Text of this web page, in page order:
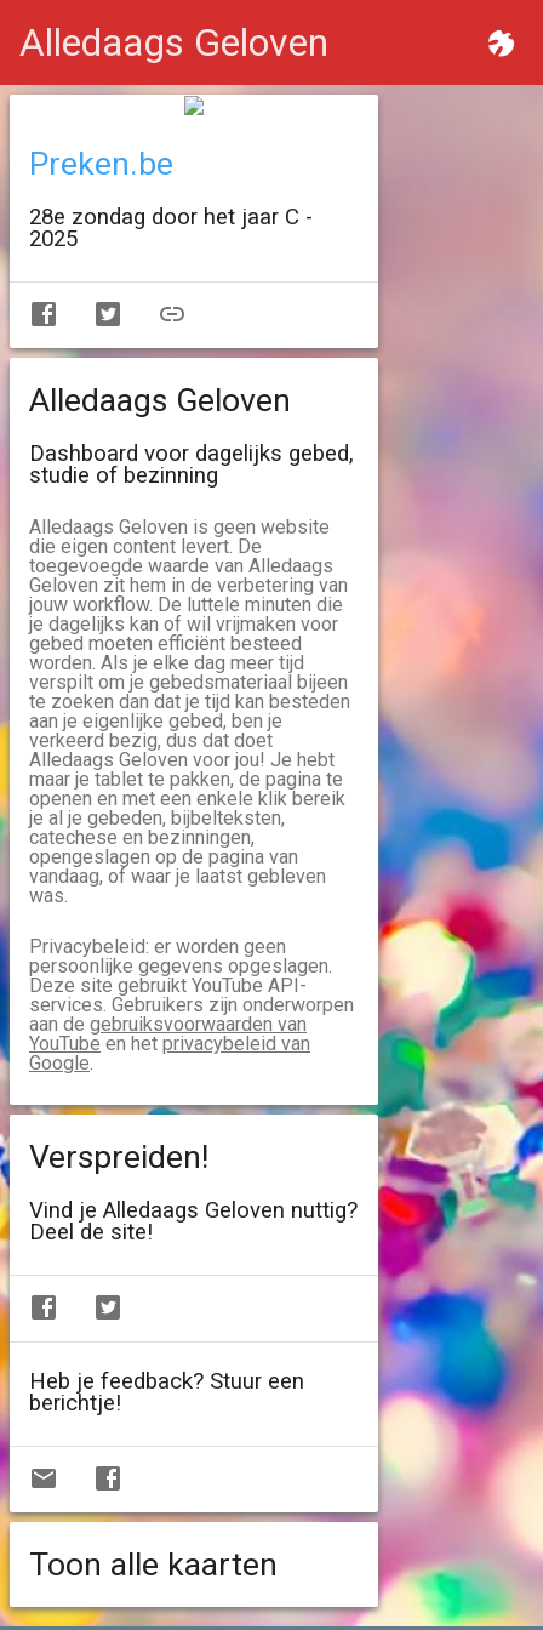
Alledaags Geloven
Preken.be
28e zondag door het jaar C -
2025
Alledaags Geloven
Dashboard voor dagelijks gebed,
studie of bezinning
Alledaags Geloven is geen website
die eigen content levert. De
toegevoegde waarde van Alledaags
Geloven zit hem in de verbetering van
jouw workflow. De luttele minuten die
je dagelijks kan of wil vrijmaken voor
gebed moeten efficiënt besteed
worden. Als je elke dag meer tijd
verspilt om je gebedsmateriaal bijeen
te zoeken dan dat je tijd kan besteden
aan je eigenlijke gebed, ben je
verkeerd bezig, dus dat doet
Alledaags Geloven voor jou! Je hebt
maar je tablet te pakken, de pagina te
openen en met een enkele klik bereik
je al je gebeden, bijbelteksten,
catechese en bezinningen,
opengeslagen op de pagina van
vandaag, of waar je laatst gebleven
was.
Privacybeleid: er worden geen
persoonlijke gegevens opgeslagen.
Deze site gebruikt YouTube API-
services. Gebruikers zijn onderworpen
aan de gebruiksvoorwaarden van
YouTube en het privacybeleid van
Google.
Verspreiden!
Vind je Alledaags Geloven nuttig?
Deel de site!
Heb je feedback? Stuur een
berichtje!
Toon alle kaarten